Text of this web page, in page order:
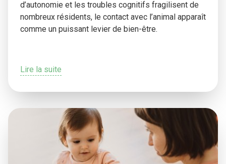
d’autonomie et les troubles cognitifs fragilisent de
nombreux résidents, le contact avec l’animal apparaît
comme un puissant levier de bien-être.
Lire la suite